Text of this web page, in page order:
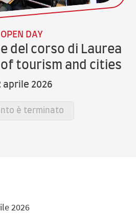
OPEN DAY
del corso di Laurea
of tourism and cities
aprile 2026
è terminato
2026